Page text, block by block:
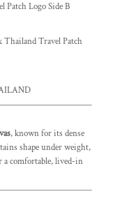
Patch Logo Side B
Thailand Travel Patch
, known for its dense
shape under weight,
a comfortable, lived-in